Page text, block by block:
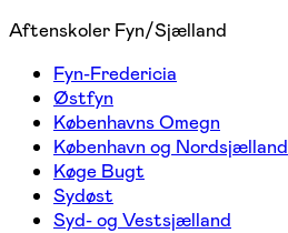
Aftenskoler Fyn/Sjælland
Fyn-Fredericia
Østfyn
Københavns Omegn
København og Nordsjælland
Køge Bugt
Sydøst
Syd- og Vestsjælland